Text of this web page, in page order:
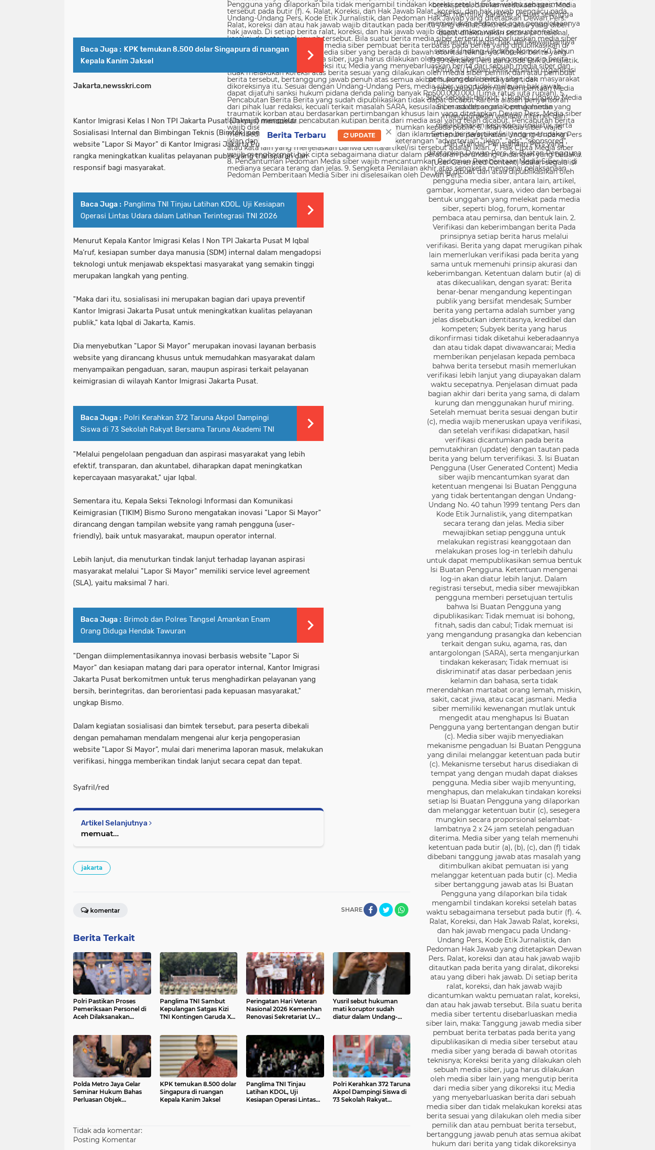
Baca Juga : KPK temukan 8.500 dolar Singapura di ruangan
Kepala Kanim Jaksel
Jakarta,newsskri.com
Kantor Imigrasi Kelas I Non TPI Jakarta Pusat (Jakpus) menggelar
Sosialisasi Internal dan Bimbingan Teknis (Bimtek) pengoperasian
website "Lapor Si Mayor" di Kantor Imigrasi Jakarta Pusat, Kamis, dalam
rangka meningkatkan kualitas pelayanan publik yang transparan dan
responsif bagi masyarakat.
Baca Juga : Panglima TNI Tinjau Latihan KDOL, Uji Kesiapan
Operasi Lintas Udara dalam Latihan Terintegrasi TNI 2026
Menurut Kepala Kantor Imigrasi Kelas I Non TPI Jakarta Pusat M Iqbal
Ma'ruf, kesiapan sumber daya manusia (SDM) internal dalam mengadopsi
teknologi untuk menjawab ekspektasi masyarakat yang semakin tinggi
merupakan langkah yang penting.
"Maka dari itu, sosialisasi ini merupakan bagian dari upaya preventif
Kantor Imigrasi Jakarta Pusat untuk meningkatkan kualitas pelayanan
publik," kata Iqbal di Jakarta, Kamis.
Dia menyebutkan "Lapor Si Mayor" merupakan inovasi layanan berbasis
website yang dirancang khusus untuk memudahkan masyarakat dalam
menyampaikan pengaduan, saran, maupun aspirasi terkait pelayanan
keimigrasian di wilayah Kantor Imigrasi Jakarta Pusat.
Baca Juga : Polri Kerahkan 372 Taruna Akpol Dampingi
Siswa di 73 Sekolah Rakyat Bersama Taruna Akademi TNI
"Melalui pengelolaan pengaduan dan aspirasi masyarakat yang lebih
efektif, transparan, dan akuntabel, diharapkan dapat meningkatkan
kepercayaan masyarakat," ujar Iqbal.
Sementara itu, Kepala Seksi Teknologi Informasi dan Komunikasi
Keimigrasian (TIKIM) Bismo Surono mengatakan inovasi "Lapor Si Mayor"
dirancang dengan tampilan website yang ramah pengguna (user-
friendly), baik untuk masyarakat, maupun operator internal.
Lebih lanjut, dia menuturkan tindak lanjut terhadap layanan aspirasi
masyarakat melalui "Lapor Si Mayor" memiliki service level agreement
(SLA), yaitu maksimal 7 hari.
Baca Juga : Brimob dan Polres Tangsel Amankan Enam
Orang Diduga Hendak Tawuran
"Dengan diimplementasikannya inovasi berbasis website "Lapor Si
Mayor" dan kesiapan matang dari para operator internal, Kantor Imigrasi
Jakarta Pusat berkomitmen untuk terus menghadirkan pelayanan yang
bersih, berintegritas, dan berorientasi pada kepuasan masyarakat,"
ungkap Bismo.
Dalam kegiatan sosialisasi dan bimtek tersebut, para peserta dibekali
dengan pemahaman mendalam mengenai alur kerja pengoperasian
website "Lapor Si Mayor", mulai dari menerima laporan masuk, melakukan
verifikasi, hingga memberikan tindak lanjut secara cepat dan tepat.
Syafril/red
Artikel Selanjutnya
memuat...
jakarta
SHARE
komentar
Berita Terkait
Polri Pastikan Proses
Pemeriksaan Personel di
Aceh Dilaksanakan
Panglima TNI Sambut
Kepulangan Satgas Kizi
TNI Kontingen Garuda XX-
Peringatan Hari Veteran
Nasional 2026 Kemenhan
Renovasi Sekretariat LVRI
Yusril sebut hukuman
mati koruptor sudah
diatur dalam Undang-
Polda Metro Jaya Gelar
Seminar Hukum Bahas
Perluasan Objek
KPK temukan 8.500 dolar
Singapura di ruangan
Kepala Kanim Jaksel
Panglima TNI Tinjau
Latihan KDOL, Uji
Kesiapan Operasi Lintas
Polri Kerahkan 372 Taruna
Akpol Dampingi Siswa di
73 Sekolah Rakyat
Tidak ada komentar:
Posting Komentar
berekspresi, dan kemerdekaan pers. Media
siber memiliki karakter khusus sehingga
memerlukan pedoman agar pengelolaannya
dapat dilaksanakan secara profesional,
memenuhi fungsi, hak, dan kewajibannya
sesuai Undang-Undang Nomor 40 Tahun
1999 tentang Pers dan Kode Etik Jurnalistik.
Untuk itu Dewan Pers bersama organisasi
pers, pengelola media siber, dan masyarakat
menyusun Pedoman Pemberitaan Media
Siber sebagai berikut: 1. Ruang Lingkup Media
Siber adalah segala bentuk media yang
menggunakan wahana internet dan
melaksanakan kegiatan jurnalistik, serta
memenuhi persyaratan Undang-Undang Pers
dan Standar Perusahaan Pers yang
ditetapkan Dewan Pers. Isi Buatan Pengguna
(User Generated Content) adalah segala isi
yang dibuat dan atau dipublikasikan oleh
pengguna media siber, antara lain, artikel,
gambar, komentar, suara, video dan berbagai
bentuk unggahan yang melekat pada media
siber, seperti blog, forum, komentar
pembaca atau pemirsa, dan bentuk lain. 2.
Verifikasi dan keberimbangan berita Pada
prinsipnya setiap berita harus melalui
verifikasi. Berita yang dapat merugikan pihak
lain memerlukan verifikasi pada berita yang
sama untuk memenuhi prinsip akurasi dan
keberimbangan. Ketentuan dalam butir (a) di
atas dikecualikan, dengan syarat: Berita
benar-benar mengandung kepentingan
publik yang bersifat mendesak; Sumber
berita yang pertama adalah sumber yang
jelas disebutkan identitasnya, kredibel dan
kompeten; Subyek berita yang harus
dikonfirmasi tidak diketahui keberadaannya
dan atau tidak dapat diwawancarai; Media
memberikan penjelasan kepada pembaca
bahwa berita tersebut masih memerlukan
verifikasi lebih lanjut yang diupayakan dalam
waktu secepatnya. Penjelasan dimuat pada
bagian akhir dari berita yang sama, di dalam
kurung dan menggunakan huruf miring.
Setelah memuat berita sesuai dengan butir
(c), media wajib meneruskan upaya verifikasi,
dan setelah verifikasi didapatkan, hasil
verifikasi dicantumkan pada berita
pemutakhiran (update) dengan tautan pada
berita yang belum terverifikasi. 3. Isi Buatan
Pengguna (User Generated Content) Media
siber wajib mencantumkan syarat dan
ketentuan mengenai Isi Buatan Pengguna
yang tidak bertentangan dengan Undang-
Undang No. 40 tahun 1999 tentang Pers dan
Kode Etik Jurnalistik, yang ditempatkan
secara terang dan jelas. Media siber
mewajibkan setiap pengguna untuk
melakukan registrasi keanggotaan dan
melakukan proses log-in terlebih dahulu
untuk dapat mempublikasikan semua bentuk
Isi Buatan Pengguna. Ketentuan mengenai
log-in akan diatur lebih lanjut. Dalam
registrasi tersebut, media siber mewajibkan
pengguna memberi persetujuan tertulis
bahwa Isi Buatan Pengguna yang
dipublikasikan: Tidak memuat isi bohong,
fitnah, sadis dan cabul; Tidak memuat isi
yang mengandung prasangka dan kebencian
terkait dengan suku, agama, ras, dan
antargolongan (SARA), serta menganjurkan
tindakan kekerasan; Tidak memuat isi
diskriminatif atas dasar perbedaan jenis
kelamin dan bahasa, serta tidak
merendahkan martabat orang lemah, miskin,
sakit, cacat jiwa, atau cacat jasmani. Media
siber memiliki kewenangan mutlak untuk
mengedit atau menghapus Isi Buatan
Pengguna yang bertentangan dengan butir
(c). Media siber wajib menyediakan
mekanisme pengaduan Isi Buatan Pengguna
yang dinilai melanggar ketentuan pada butir
(c). Mekanisme tersebut harus disediakan di
tempat yang dengan mudah dapat diakses
pengguna. Media siber wajib menyunting,
menghapus, dan melakukan tindakan koreksi
setiap Isi Buatan Pengguna yang dilaporkan
dan melanggar ketentuan butir (c), sesegera
mungkin secara proporsional selambat-
lambatnya 2 x 24 jam setelah pengaduan
diterima. Media siber yang telah memenuhi
ketentuan pada butir (a), (b), (c), dan (f) tidak
dibebani tanggung jawab atas masalah yang
ditimbulkan akibat pemuatan isi yang
melanggar ketentuan pada butir (c). Media
siber bertanggung jawab atas Isi Buatan
Pengguna yang dilaporkan bila tidak
mengambil tindakan koreksi setelah batas
waktu sebagaimana tersebut pada butir (f). 4.
Ralat, Koreksi, dan Hak Jawab Ralat, koreksi,
dan hak jawab mengacu pada Undang-
Undang Pers, Kode Etik Jurnalistik, dan
Pedoman Hak Jawab yang ditetapkan Dewan
Pers. Ralat, koreksi dan atau hak jawab wajib
ditautkan pada berita yang diralat, dikoreksi
atau yang diberi hak jawab. Di setiap berita
ralat, koreksi, dan hak jawab wajib
dicantumkan waktu pemuatan ralat, koreksi,
dan atau hak jawab tersebut. Bila suatu berita
media siber tertentu disebarluaskan media
siber lain, maka: Tanggung jawab media siber
pembuat berita terbatas pada berita yang
dipublikasikan di media siber tersebut atau
media siber yang berada di bawah otoritas
teknisnya; Koreksi berita yang dilakukan oleh
sebuah media siber, juga harus dilakukan
oleh media siber lain yang mengutip berita
dari media siber yang dikoreksi itu; Media
yang menyebarluaskan berita dari sebuah
media siber dan tidak melakukan koreksi atas
berita sesuai yang dilakukan oleh media siber
pemilik dan atau pembuat berita tersebut,
bertanggung jawab penuh atas semua akibat
hukum dari berita yang tidak dikoreksinya
×
Berita Terbaru UPDATE